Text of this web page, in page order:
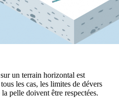
un terrain horizontal est
les cas, les limites de dévers
pelle doivent être respectées.